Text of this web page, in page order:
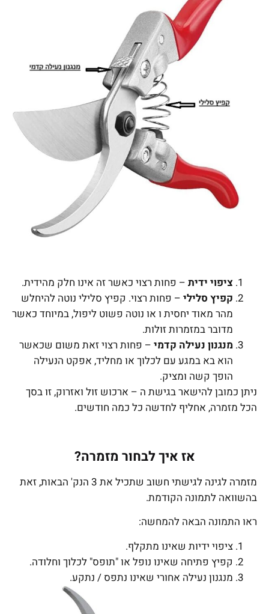
ציפוי ידית – פחות רצוי כאשר זה אינו חלק מהידית.
קפיץ סלילי – פחות רצוי. קפיץ סלילי נוטה להיחלש
מהר מאוד יחסית ו או נוטה פשוט ליפול, במיוחד כאשר
מדובר במזמרות זולות.
מנגנון נעילה קדמי – פחות רצוי זאת משום שכאשר
הוא בא במגע עם לכלוך או מחליד, אפקט הנעילה
הופך קשה ומציק.
ניתן כמובן להישאר בגישת ה – ארכוש זול ואזרוק, זו בסך
הכל מזמרה, אחליף לחדשה כל כמה חודשים.
אז איך לבחור מזמרה?
מזמרה לגינה לגישתי חשוב שתכיל את 3 הנק' הבאות, זאת
בהשוואה לתמונה הקודמת.
ראו התמונה הבאה להמחשה:
ציפוי ידיות שאינו מתקלף.
קפיץ פתיחה שאינו נופל או "תופס" לכלוך וחלודה.
מנגנון נעילה אחורי שאינו נתפס / נתקע.